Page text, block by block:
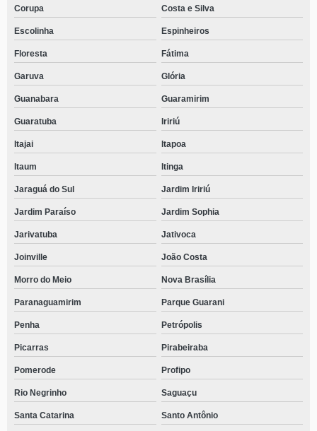
Corupa Costa e Silva
Escolinha Espinheiros
Floresta Fátima
Garuva Glória
Guanabara Guaramirim
Guaratuba Iririú
Itajai Itapoa
Itaum Itinga
Jaraguá do Sul Jardim Iririú
Jardim Paraíso Jardim Sophia
Jarivatuba Jativoca
Joinville João Costa
Morro do Meio Nova Brasília
Paranaguamirim Parque Guarani
Penha Petrópolis
Picarras Pirabeiraba
Pomerode Profipo
Rio Negrinho Saguaçu
Santa Catarina Santo Antônio